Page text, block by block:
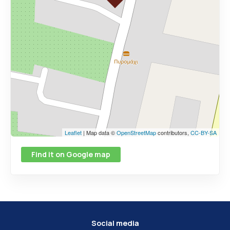
Leaflet | Map data ©OpenStreetMapcontributors, CC-BY-SA
Find it on Google map
Social media